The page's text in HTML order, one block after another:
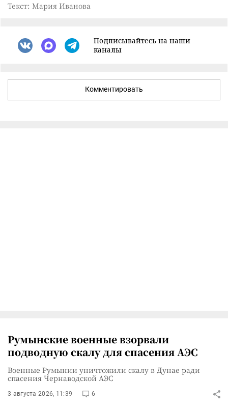
Текст: Мария Иванова
Подписывайтесь на наши
каналы
Комментировать
Румынские военные взорвали
подводную скалу для спасения АЭС
Военные Румынии уничтожили скалу в Дунае ради
спасения Чернаводской АЭС
3 августа 2026, 11:39 6